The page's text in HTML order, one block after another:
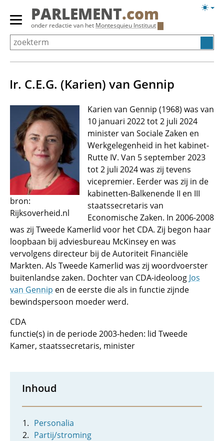
Overslaan
Primair
menu
tonen/verbergen
PARLEMENT.com
onder redactie van het Montesquieu Instituut
Ir. C.E.G. (Karien) van Gennip
bron:
Rijksoverheid.nl
Karien van Gennip (1968) was van
10 januari 2022 tot 2 juli 2024
minister van Sociale Zaken en
Werkgelegenheid in het kabinet-
Rutte IV. Van 5 september 2023
tot 2 juli 2024 was zij tevens
vicepremier. Eerder was zij in de
kabinetten-Balkenende II en III
staatssecretaris van
Economische Zaken. In 2006-2008
was zij Tweede Kamerlid voor het CDA. Zij begon haar
loopbaan bij adviesbureau McKinsey en was
vervolgens directeur bij de Autoriteit Financiële
Markten. Als Tweede Kamerlid was zij woordvoerster
buitenlandse zaken. Dochter van CDA-ideoloog Jos
van Gennip en de eerste die als in functie zijnde
bewindspersoon moeder werd.
CDA
functie(s) in de periode 2003-heden: lid Tweede
Kamer, staatssecretaris, minister
Inhoud
Personalia
Partij/stroming